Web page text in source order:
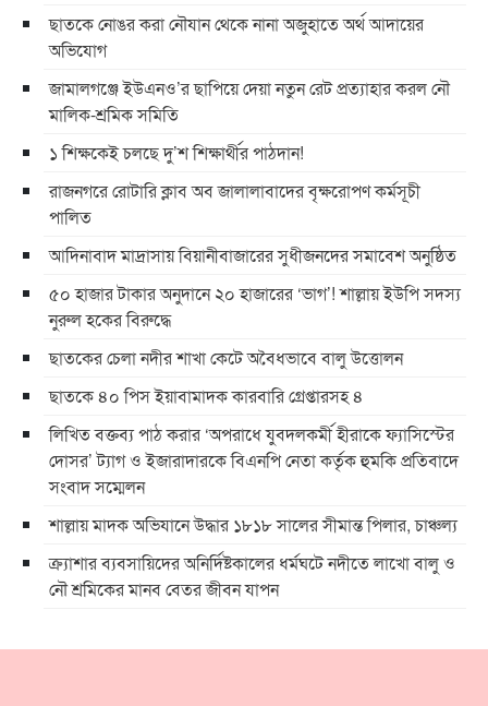
ছাতকে নোঙর করা নৌযান থেকে নানা অজুহাতে অর্থ আদায়ের
অভিযোগ
জামালগঞ্জে ইউএনও’র ছাপিয়ে দেয়া নতুন রেট প্রত্যাহার করল নৌ
মালিক-শ্রমিক সমিতি
১ শিক্ষকেই চলছে দু’শ শিক্ষার্থীর পাঠদান!
রাজনগরে রোটারি ক্লাব অব জালালাবাদের বৃক্ষরোপণ কর্মসূচী
পালিত
আদিনাবাদ মাদ্রাসায় বিয়ানীবাজারের সুধীজনদের সমাবেশ অনুষ্ঠিত
৫০ হাজার টাকার অনুদানে ২০ হাজারের ‘ভাগ’! শাল্লায় ইউপি সদস্য
নুরুল হকের বিরুদ্ধে
ছাতকের চেলা নদীর শাখা কেটে অবৈধভাবে বালু উত্তোলন
ছাতকে ৪০ পিস ইয়াবামাদক কারবারি গ্রেপ্তারসহ ৪
লিখিত বক্তব্য পাঠ করার ‘অপরাধে যুবদলকর্মী হীরাকে ফ্যাসিস্টের
দোসর’ ট্যাগ ও ইজারাদারকে বিএনপি নেতা কর্তৃক হুমকি প্রতিবাদে
সংবাদ সম্মেলন
শাল্লায় মাদক অভিযানে উদ্ধার ১৮১৮ সালের সীমান্ত পিলার, চাঞ্চল্য
ক্র্যাশার ব্যবসায়িদের অনির্দিষ্টকালের ধর্মঘটে নদীতে লাখো বালু ও
নৌ শ্রমিকের মানব বেতর জীবন যাপন